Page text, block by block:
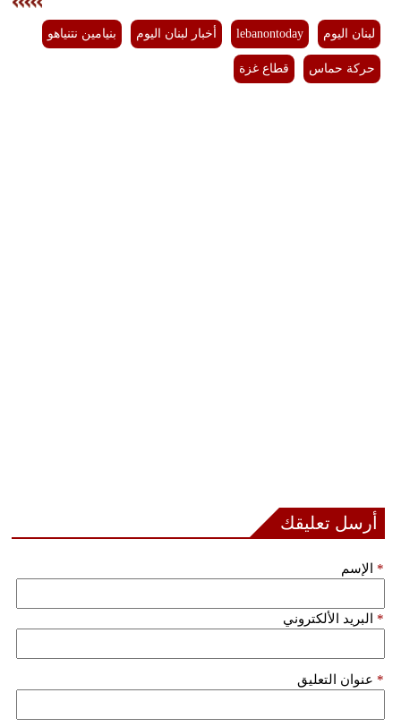
لبنان اليوم lebanontoday أخبار لبنان اليوم بنيامين نتنياهو
حركة حماس قطاع غزة
أرسل تعليقك
الإسم *
البريد الألكتروني *
عنوان التعليق *